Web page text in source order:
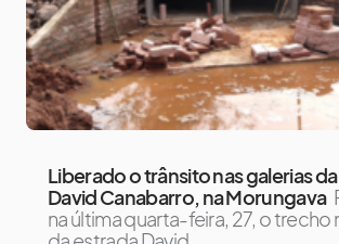
Liberado o trânsito nas galerias
David Canabarro, na Morungava
na última quarta-feira, 27, o trecho